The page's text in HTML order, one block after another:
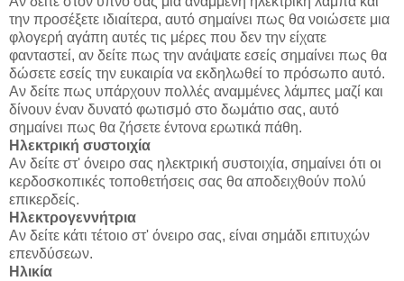
την προσέξετε ιδιαίτερα, αυτό σημαίνει πως θα νοιώσετε μια
φλογερή αγάπη αυτές τις μέρες που δεν την είχατε
φανταστεί, αν δείτε πως την ανάψατε εσείς σημαίνει πως θα
δώσετε εσείς την ευκαιρία να εκδηλωθεί το πρόσωπο αυτό.
Αν δείτε πως υπάρχουν πολλές αναμμένες λάμπες μαζί και
δίνουν έναν δυνατό φωτισμό στο δωμάτιο σας, αυτό
σημαίνει πως θα ζήσετε έντονα ερωτικά πάθη.
Ηλεκτρική συστοιχία
Αν δείτε στ' όνειρο σας ηλεκτρική συστοιχία, σημαίνει ότι οι
κερδοσκοπικές τοποθετήσεις σας θα αποδειχθούν πολύ
επικερδείς.
Ηλεκτρογεννήτρια
Αν δείτε κάτι τέτοιο στ' όνειρο σας, είναι σημάδι επιτυχών
επενδύσεων.
Ηλικία